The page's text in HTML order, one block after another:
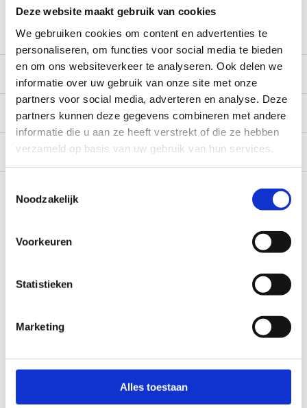
Deze website maakt gebruik van cookies
We gebruiken cookies om content en advertenties te
personaliseren, om functies voor social media te bieden
en om ons websiteverkeer te analyseren. Ook delen we
informatie over uw gebruik van onze site met onze
partners voor social media, adverteren en analyse. Deze
partners kunnen deze gegevens combineren met andere
informatie die u aan ze heeft verstrekt of die ze hebben
verzameld op basis van uw gebruik van hun services.
Noodzakelijk
Voorkeuren
Statistieken
Marketing
Alles toestaan
winkel, mail ons voor de beschikbaarheid in de winkel:
Beschrijving
Specificaties
Reviews 0/10
AL-KO AL-KO Mammut
Op voorraad*
€38,75